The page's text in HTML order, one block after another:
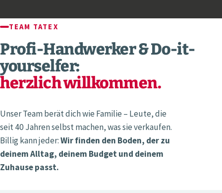
TEAM TATEX
Profi-Handwerker & Do-it-
yourselfer:
herzlich willkommen.
Unser Team berät dich wie Familie – Leute, die
seit 40 Jahren selbst machen, was sie verkaufen.
Billig kann jeder:Wir finden den Boden, der zu
deinem Alltag, deinem Budget und deinem
Zuhause passt.